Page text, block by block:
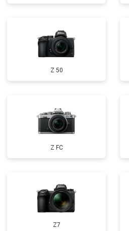
Z 50
Z FC
Z7